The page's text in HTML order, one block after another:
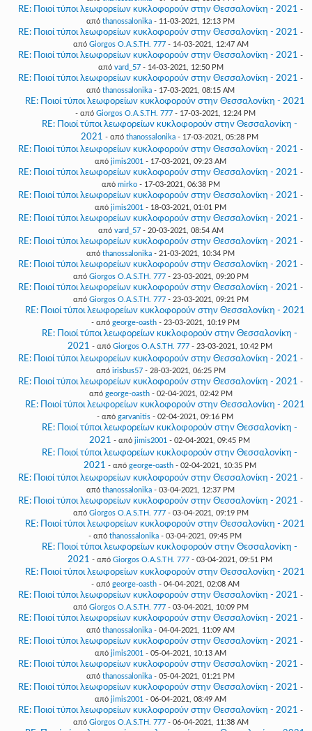
RE: Ποιοί τύποι λεωφορείων κυκλοφορούν στην Θεσσαλονίκη - 2021 -
από thanossalonika - 11-03-2021, 12:13 PM
RE: Ποιοί τύποι λεωφορείων κυκλοφορούν στην Θεσσαλονίκη - 2021 -
από Giorgos O.A.S.TH. 777- 14-03-2021, 12:47 AM
RE: Ποιοί τύποι λεωφορείων κυκλοφορούν στην Θεσσαλονίκη - 2021 -
από vard_57- 14-03-2021, 12:50 PM
RE: Ποιοί τύποι λεωφορείων κυκλοφορούν στην Θεσσαλονίκη - 2021 -
από thanossalonika - 17-03-2021, 08:15 AM
RE: Ποιοί τύποι λεωφορείων κυκλοφορούν στην Θεσσαλονίκη - 2021
- από Giorgos O.A.S.TH. 777- 17-03-2021, 12:24 PM
RE: Ποιοί τύποι λεωφορείων κυκλοφορούν στην Θεσσαλονίκη -
2021 - από thanossalonika - 17-03-2021, 05:28 PM
RE: Ποιοί τύποι λεωφορείων κυκλοφορούν στην Θεσσαλονίκη - 2021 -
από jimis2001 - 17-03-2021, 09:23 AM
RE: Ποιοί τύποι λεωφορείων κυκλοφορούν στην Θεσσαλονίκη - 2021 -
από mirko- 17-03-2021, 06:38 PM
RE: Ποιοί τύποι λεωφορείων κυκλοφορούν στην Θεσσαλονίκη - 2021 -
από jimis2001 - 18-03-2021, 01:01 PM
RE: Ποιοί τύποι λεωφορείων κυκλοφορούν στην Θεσσαλονίκη - 2021 -
από vard_57- 20-03-2021, 08:54 AM
RE: Ποιοί τύποι λεωφορείων κυκλοφορούν στην Θεσσαλονίκη - 2021 -
από thanossalonika - 21-03-2021, 10:34 PM
RE: Ποιοί τύποι λεωφορείων κυκλοφορούν στην Θεσσαλονίκη - 2021 -
από Giorgos O.A.S.TH. 777- 23-03-2021, 09:20 PM
RE: Ποιοί τύποι λεωφορείων κυκλοφορούν στην Θεσσαλονίκη - 2021 -
από Giorgos O.A.S.TH. 777- 23-03-2021, 09:21 PM
RE: Ποιοί τύποι λεωφορείων κυκλοφορούν στην Θεσσαλονίκη - 2021
- από george-oasth- 23-03-2021, 10:19 PM
RE: Ποιοί τύποι λεωφορείων κυκλοφορούν στην Θεσσαλονίκη -
2021 - από Giorgos O.A.S.TH. 777- 23-03-2021, 10:42 PM
RE: Ποιοί τύποι λεωφορείων κυκλοφορούν στην Θεσσαλονίκη - 2021 -
από irisbus57- 28-03-2021, 06:25 PM
RE: Ποιοί τύποι λεωφορείων κυκλοφορούν στην Θεσσαλονίκη - 2021 -
από george-oasth- 02-04-2021, 02:42 PM
RE: Ποιοί τύποι λεωφορείων κυκλοφορούν στην Θεσσαλονίκη - 2021
- από garvanitis - 02-04-2021, 09:16 PM
RE: Ποιοί τύποι λεωφορείων κυκλοφορούν στην Θεσσαλονίκη -
2021 - από jimis2001 - 02-04-2021, 09:45 PM
RE: Ποιοί τύποι λεωφορείων κυκλοφορούν στην Θεσσαλονίκη -
2021 - από george-oasth- 02-04-2021, 10:35 PM
RE: Ποιοί τύποι λεωφορείων κυκλοφορούν στην Θεσσαλονίκη - 2021 -
από thanossalonika - 03-04-2021, 12:37 PM
RE: Ποιοί τύποι λεωφορείων κυκλοφορούν στην Θεσσαλονίκη - 2021 -
από Giorgos O.A.S.TH. 777- 03-04-2021, 09:19 PM
RE: Ποιοί τύποι λεωφορείων κυκλοφορούν στην Θεσσαλονίκη - 2021
- από thanossalonika - 03-04-2021, 09:45 PM
RE: Ποιοί τύποι λεωφορείων κυκλοφορούν στην Θεσσαλονίκη -
2021 - από Giorgos O.A.S.TH. 777- 03-04-2021, 09:51 PM
RE: Ποιοί τύποι λεωφορείων κυκλοφορούν στην Θεσσαλονίκη - 2021
- από george-oasth- 04-04-2021, 02:08 AM
RE: Ποιοί τύποι λεωφορείων κυκλοφορούν στην Θεσσαλονίκη - 2021 -
από Giorgos O.A.S.TH. 777- 03-04-2021, 10:09 PM
RE: Ποιοί τύποι λεωφορείων κυκλοφορούν στην Θεσσαλονίκη - 2021 -
από thanossalonika - 04-04-2021, 11:09 AM
RE: Ποιοί τύποι λεωφορείων κυκλοφορούν στην Θεσσαλονίκη - 2021 -
από jimis2001 - 05-04-2021, 10:13 AM
RE: Ποιοί τύποι λεωφορείων κυκλοφορούν στην Θεσσαλονίκη - 2021 -
από thanossalonika - 05-04-2021, 01:21 PM
RE: Ποιοί τύποι λεωφορείων κυκλοφορούν στην Θεσσαλονίκη - 2021 -
από jimis2001 - 06-04-2021, 08:49 AM
RE: Ποιοί τύποι λεωφορείων κυκλοφορούν στην Θεσσαλονίκη - 2021 -
από Giorgos O.A.S.TH. 777- 06-04-2021, 11:38 AM